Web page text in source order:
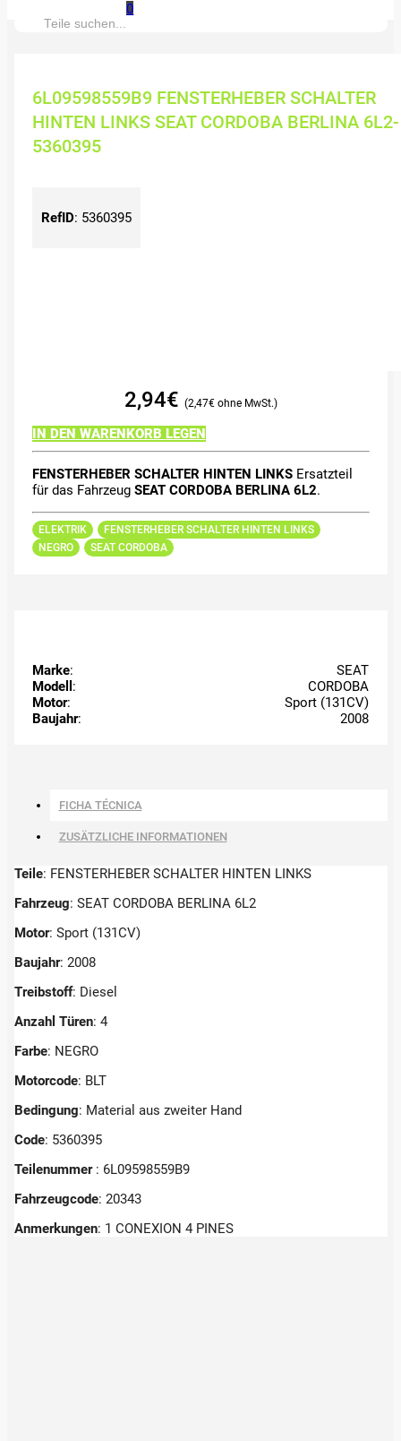
0
Suche:
6L09598559B9 FENSTERHEBER SCHALTER
HINTEN LINKS SEAT CORDOBA BERLINA 6L2-
5360395
RefID: 5360395
2,94€ 2,47€
IN DEN WARENKORB LEGEN
FENSTERHEBER SCHALTER HINTEN LINKSErsatzteil
für das Fahrzeug SEAT CORDOBA BERLINA 6L2.
ELEKTRIK
FENSTERHEBER SCHALTER HINTEN LINKS
NEGRO
SEAT CORDOBA
Marke:
SEAT
Modell :
CORDOBA
Motor:
Sport (131CV)
Baujahr: 2008
FICHA TÉCNICA
ZUSÄTZLICHE INFORMATIONEN
Teile: FENSTERHEBER SCHALTER HINTEN LINKS
Fahrzeug: SEAT CORDOBA BERLINA 6L2
Motor: Sport (131CV)
Baujahr: 2008
Treibstoff: Diesel
Anzahl Türen: 4
Farbe: NEGRO
Motorcode: BLT
Bedingung: Material aus zweiter Hand
Code: 5360395
Teilenummer : 6L09598559B9
Fahrzeugcode: 20343
Anmerkungen: 1 CONEXION 4 PINES